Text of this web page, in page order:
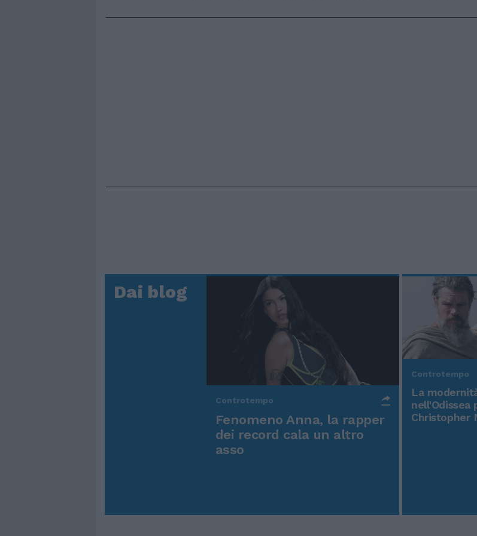
Dai blog
Controtempo
Fenomeno Anna, la rapper
dei record cala un altro
asso
Controtempo
La
nell'Odissea
Christopher